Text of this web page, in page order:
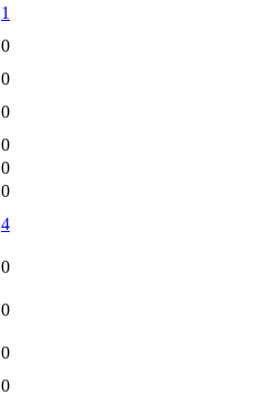
1
0
0
0
0
0
0
4
0
0
0
0